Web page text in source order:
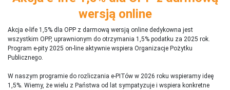
wersją online
Akcja e-life 1,5% dla OPP z darmową wersją online dedykowna jest
wszystkim OPP, uprawnionym do otrzymania 1,5% podatku za 2025 rok.
Program e-pity 2025 on-line aktywnie wspiera Organizacje Pożytku
Publicznego.
W naszym programie do rozliczania e-PITów w 2026 roku wspieramy ideę
1,5%. Wiemy, że wielu z Państwa od lat sympatyzuje i wspiera konkretne